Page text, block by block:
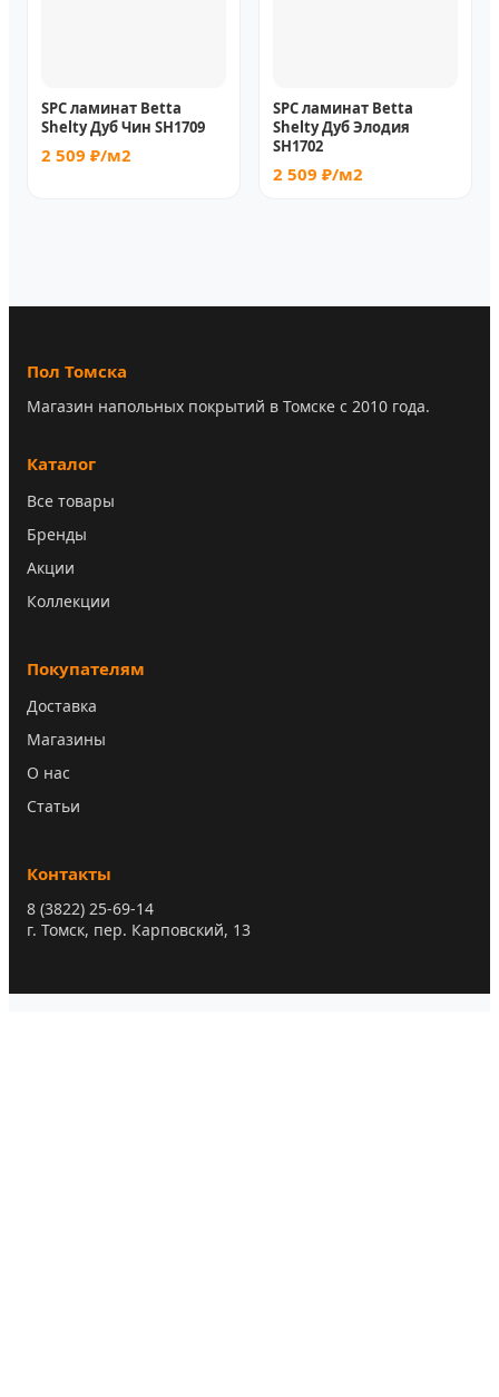
SPC ламинат Betta
Shelty Дуб Чин SH1709
2 509 ₽/м2
SPC ламинат Betta
Shelty Дуб Элодия
SH1702
2 509 ₽/м2
Пол Томска
Магазин напольных покрытий в Томске с 2010 года.
Каталог
Все товары
Бренды
Акции
Коллекции
Покупателям
Доставка
Магазины
О нас
Статьи
Контакты
8 (3822) 25-69-14
г. Томск, пер. Карповский, 13